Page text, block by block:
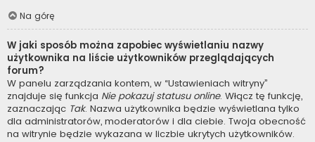
Na górę
W jaki sposób można zapobiec wyświetlaniu nazwy
użytkownika na liście użytkowników przeglądających
forum?
W panelu zarządzania kontem, w “Ustawieniach witryny”
znajduje się funkcja Nie pokazuj statusu online. Włącz tę funkcję,
zaznaczając Tak. Nazwa użytkownika będzie wyświetlana tylko
dla administratorów, moderatorów i dla ciebie. Twoja obecność
na witrynie będzie wykazana w liczbie ukrytych użytkowników.